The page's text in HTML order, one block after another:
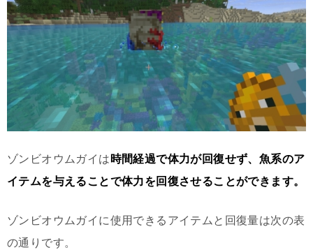
ゾンビオウムガイは 時間経過で体力が回復せず、魚系のア
イテムを与えることで体力を回復させることができます。
ゾンビオウムガイに使用できるアイテムと回復量は次の表
の通りです。